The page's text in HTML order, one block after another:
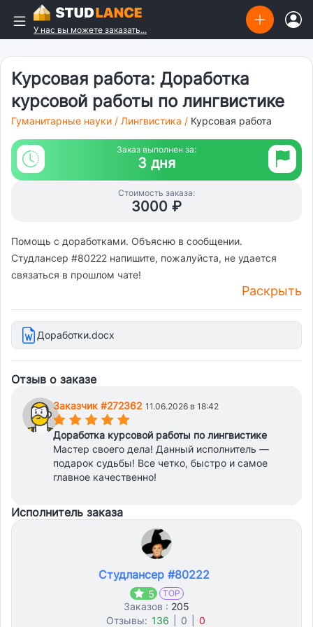
У нас вы можете заказать...
Курсовая работа: Доработка
курсовой работы по лингвистике
Гуманитарные науки / Лингвистика / Курсовая работа
Заказ выполнен за:
3 дня
Стоимость заказа:
3000 ₽
Помощь с доработками. Объясню в сообщении.
Студлансер #80222 напишите, пожалуйста, не удается
связаться в прошлом чате!
Раскрыть
Доработки.docx
Отзыв о заказе
Заказчик #272362 11.06.2026 в 18:42
(*)(*)(*)(*)(*)
Доработка курсовой работы по лингвистике
Мастер своего дела! Данный исполнитель —
подарок судьбы! Все четко, быстро и самое
главное качественно!
Исполнитель заказа
Студлансер #80222
5 TOP
Заказов : 205
Отзывы: 136 0 0